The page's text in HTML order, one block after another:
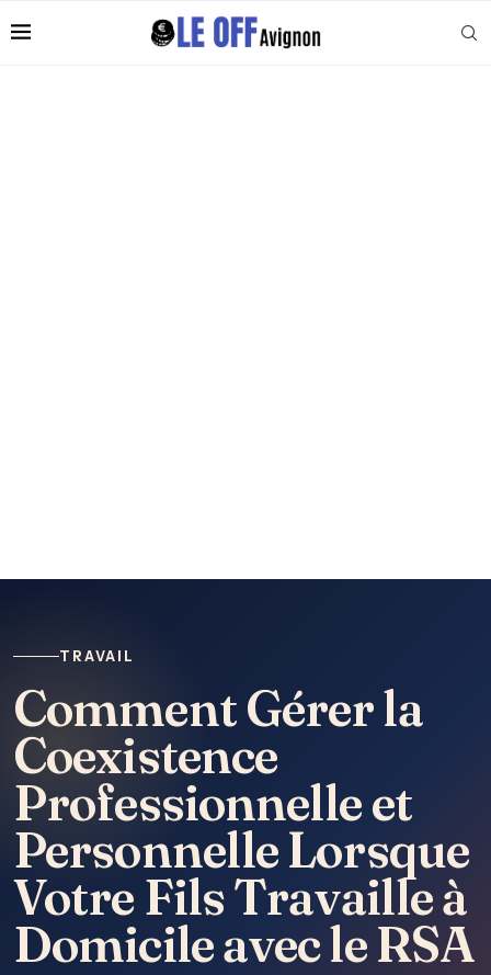
TRAVAIL
Comment Gérer la
Coexistence
Professionnelle et
Personnelle Lorsque
Votre Fils Travaille à
Domicile avec le RSA